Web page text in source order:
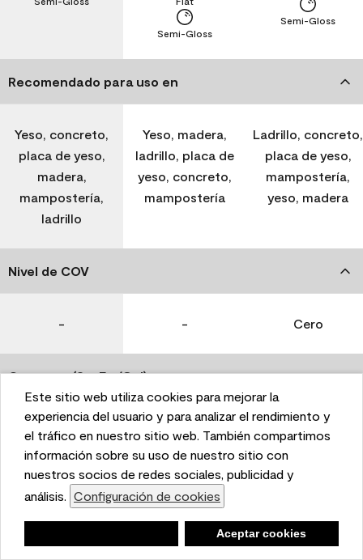
This website uses cookies to enhance user experience
and to analyze performance and traffic on our website.
We also share information about your use of our site
with our social media, advertising, and analytics
partners. Cookie Settings
Accept Cookies
Este sitio web utiliza cookies para mejorar la
experiencia del usuario y para analizar el rendimiento y
el tráfico en nuestro sitio web. También compartimos
información sobre su uso de nuestro sitio con
nuestros socios de redes sociales, publicidad y
análisis. Configuración de cookies
Aceptar cookies
Semi-Gloss
Semi-Gloss
Recomendado para uso en
Yeso, concreto,
placa de yeso,
madera,
mampostería,
ladrillo
Yeso, madera,
ladrillo, placa de
yeso, concreto,
mampostería
Ladrillo, concreto,
placa de yeso,
mampostería,
yeso, madera
Nivel de COV
- - Cero
Coverage (Sq. Ft./Gal)
350-400 400-450 400-450
Tiempo de secado
1 hora